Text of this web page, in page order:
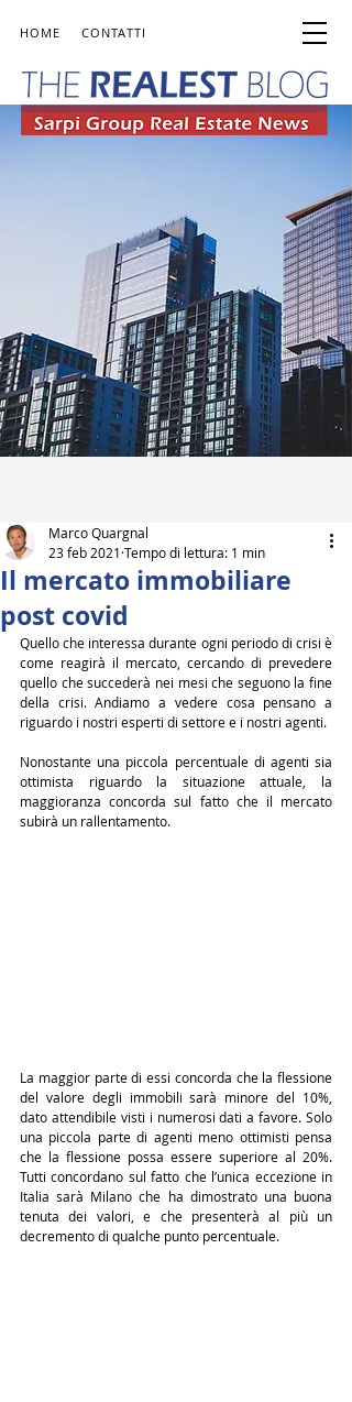
HOME CONTATTI
Il mercato immobiliare
post covid
Marco Quargnal
23 feb 2021 Tempo di lettura: 1 min
Quello che interessa durante ogni periodo di crisi è
come reagirà il mercato, cercando di prevedere
quello che succederà nei mesi che seguono la fine
della crisi. Andiamo a vedere cosa pensano a
riguardo i nostri esperti di settore e i nostri agenti.
Nonostante una piccola percentuale di agenti sia
ottimista riguardo la situazione attuale, la
maggioranza concorda sul fatto che il mercato
subirà un rallentamento.
La maggior parte di essi concorda che la flessione
del valore degli immobili sarà minore del 10%,
dato attendibile visti i numerosi dati a favore. Solo
una piccola parte di agenti meno ottimisti pensa
che la flessione possa essere superiore al 20%.
Tutti concordano sul fatto che l’unica eccezione in
Italia sarà Milano che ha dimostrato una buona
tenuta dei valori, e che presenterà al più un
decremento di qualche punto percentuale.